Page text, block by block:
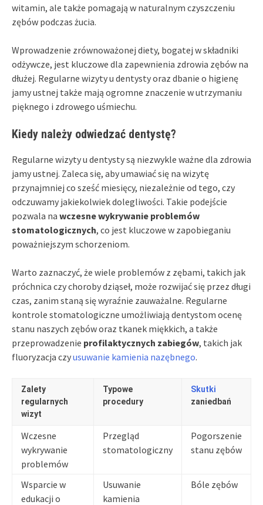
witamin, ale także pomagają w naturalnym czyszczeniu
zębów podczas żucia.
Wprowadzenie zrównoważonej diety, bogatej w składniki
odżywcze, jest kluczowe dla zapewnienia zdrowia zębów na
dłużej. Regularne wizyty u dentysty oraz dbanie o higienę
jamy ustnej także mają ogromne znaczenie w utrzymaniu
pięknego i zdrowego uśmiechu.
Kiedy należy odwiedzać dentystę?
Regularne wizyty u dentysty są niezwykle ważne dla zdrowia
jamy ustnej. Zaleca się, aby umawiać się na wizytę
przynajmniej co sześć miesięcy, niezależnie od tego, czy
odczuwamy jakiekolwiek dolegliwości. Takie podejście
pozwala na wczesne wykrywanie problemów
stomatologicznych, co jest kluczowe w zapobieganiu
poważniejszym schorzeniom.
Warto zaznaczyć, że wiele problemów z zębami, takich jak
próchnica czy choroby dziąseł, może rozwijać się przez długi
czas, zanim staną się wyraźnie zauważalne. Regularne
kontrole stomatologiczne umożliwiają dentystom ocenę
stanu naszych zębów oraz tkanek miękkich, a także
przeprowadzenie profilaktycznych zabiegów, takich jak
fluoryzacja czyusuwanie kamienia nazębnego.
Zalety
regularnych
wizyt
Typowe
procedury
Skutki
zaniedbań
Wczesne
wykrywanie
problemów
Przegląd
stomatologiczny
Pogorszenie
stanu zębów
Wsparcie w
edukacji o
Usuwanie
kamienia
Bóle zębów